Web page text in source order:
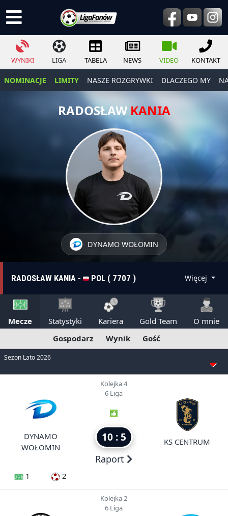
WYNIKI LIGA TABELA NEWS VIDEO KONTAKT
NOMINACJE LIMITY NASZE ROZGRYWKI DLACZEGO MY
RADOSŁAWKANIA
DYNAMO WOŁOMIN
RADOSŁAW KANIA - POL ( 7707 ) Więcej
Mecze Statystyki Kariera Gold Team
O mnie
Gospodarz
Wynik Gość
Sezon Lato 2026
DYNAMO
WOŁOMIN
Kolejka 4
6 Liga
10 : 5
Raport
KS CENTRUM
1 2
Kolejka 2
6 Liga